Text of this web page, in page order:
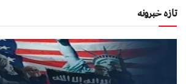
تازه خبرونه